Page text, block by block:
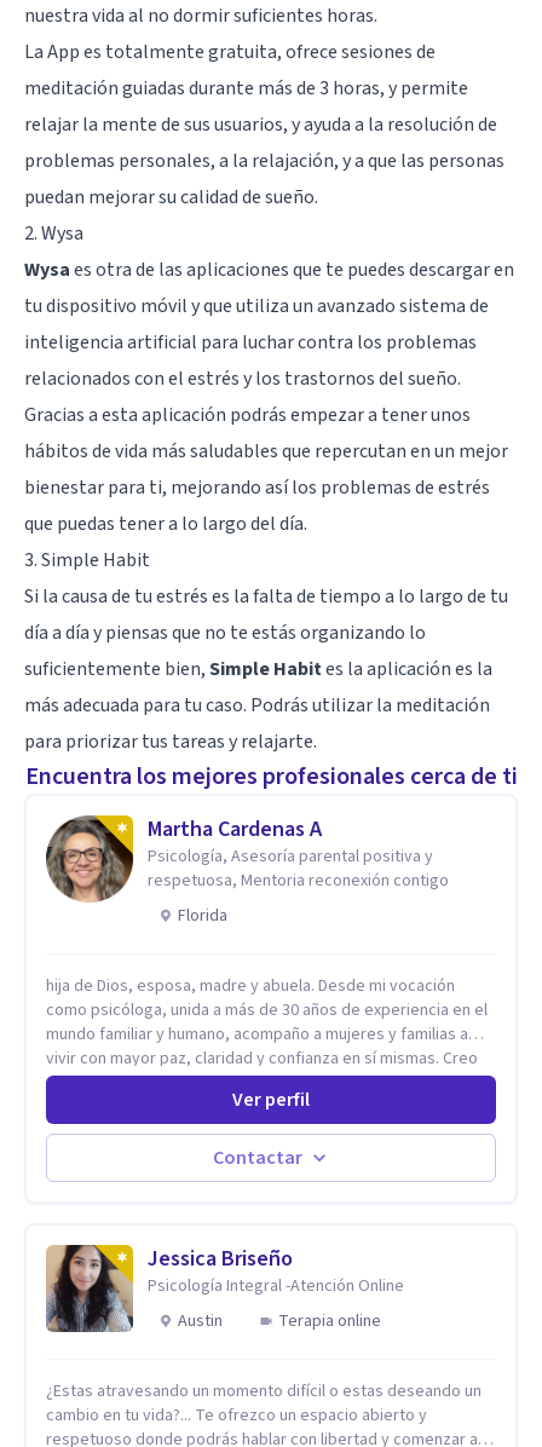
nuestra vida al no dormir suficientes horas.
La App es totalmente gratuita, ofrece sesiones de
meditación guiadas durante más de 3 horas, y permite
relajar la mente de sus usuarios, y ayuda a la resolución de
problemas personales, a la relajación, y a que las personas
puedan mejorar su calidad de sueño.
2. Wysa
Wysaes otra de las aplicaciones que te puedes descargar en
tu dispositivo móvil y que utiliza un avanzado sistema de
inteligencia artificial para luchar contra los problemas
relacionados con el estrés y los trastornos del sueño.
Gracias a esta aplicación podrás empezar a tener unos
hábitos de vida más saludables que repercutan en un mejor
bienestar para ti, mejorando así los problemas de estrés
que puedas tener a lo largo del día.
3. Simple Habit
Si la causa de tu estrés es la falta de tiempo a lo largo de tu
día a día y piensas que no te estás organizando lo
suficientemente bien,Simple Habites la aplicación es la
más adecuada para tu caso. Podrás utilizar la meditación
para priorizar tus tareas y relajarte.
Encuentra los mejores profesionales cerca de ti
Martha Cardenas A
Psicología, Asesoría parental positiva y
respetuosa, Mentoria reconexión contigo
Florida
hija de Dios, esposa, madre y abuela. Desde mi vocación
como psicóloga, unida a más de 30 años de experiencia en el
mundo familiar y humano, acompaño a mujeres y familias a
vivir con mayor paz, claridad y confianza en sí mismas. Creo
profundamente que la vida está hecha de etapas, y que cada
ciclo —personal, emocional, espiritual y familiar— trae
oportunidades de crecimiento. Por eso utilizo una
combinación de psicología positiva, enfoque humanista,
herramientas contemporáneas de bienestar mental y
eres. Mi misión es ayudarte a ordenar tu mundo interior, sanar
lo que aún pesa, fortalecer tu autoestima, transformar la
relación contigo misma y con quienes amas, y enseñarte
herramientas prácticas para navegar la vida familiar con amor,
familiar y la fe se encuentran para crear procesos
terapéuticos transformadores, cálidos y profundamente
Ver perfil
Contactar
Jessica Briseño
Psicología Integral -Atención Online
Austin
Terapia online
¿Estas atravesando un momento difícil o estas deseando un
cambio en tu vida?... Te ofrezco un espacio abierto y
respetuoso donde podrás hablar con libertad y comenzar a